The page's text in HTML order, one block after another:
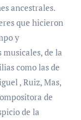
ancestrales.
que hicieron
y
de la
como las de
, Ruiz, Mas,
de
de la